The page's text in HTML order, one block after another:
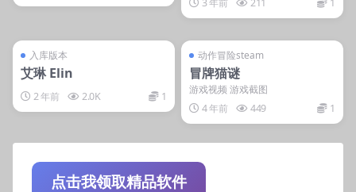
ws...3 年前 211 1
入库版本
艾琳 Elin
2 年前 2.0K 1
动作冒险steam
冒牌猫谜
游戏视频 游戏截图
4 年前
449 1
点击我领取精品软件